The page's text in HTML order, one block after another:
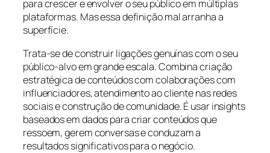
para crescer e envolver o seu público em múltiplas
plataformas. Mas essa definição mal arranha a
superfície.
Trata-se de construir ligações genuínas com o seu
público-alvo em grande escala. Combina criação
estratégica de conteúdos com colaborações com
influenciadores, atendimento ao cliente nas redes
sociais e construção de comunidade. É usar insights
baseados em dados para criar conteúdos que
ressoem, gerem conversas e conduzam a
resultados significativos para o negócio.